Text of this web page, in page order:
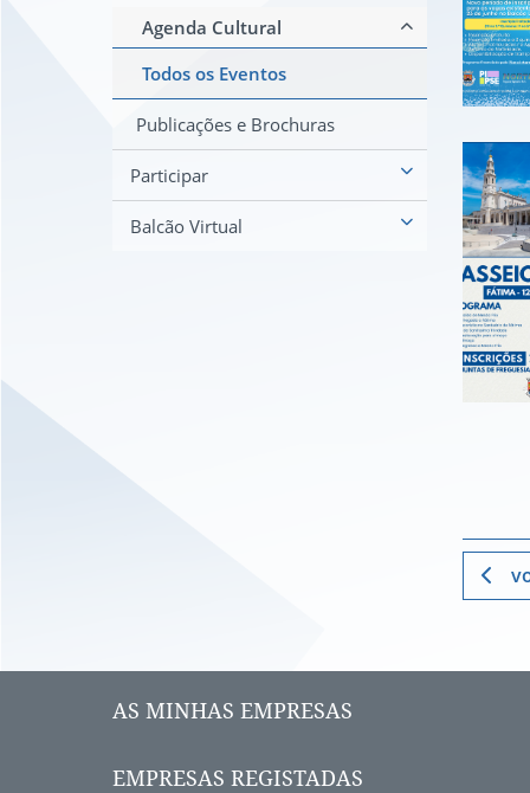
Agenda Cultural
Todos os Eventos
Publicações e Brochuras
Participar
Balcão Virtual
AS MINHAS EMPRESAS
EMPRESAS REGISTADAS